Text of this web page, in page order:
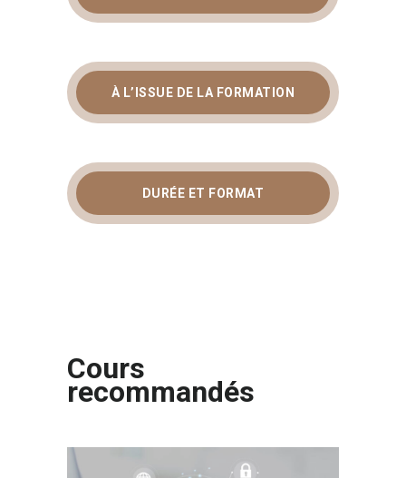
À L’ISSUE DE LA FORMATION
DURÉE ET FORMAT
Cours
recommandés